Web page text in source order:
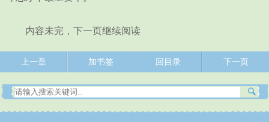
内容未完，下一页继续阅读
上一章 加书签 回目录 下一页